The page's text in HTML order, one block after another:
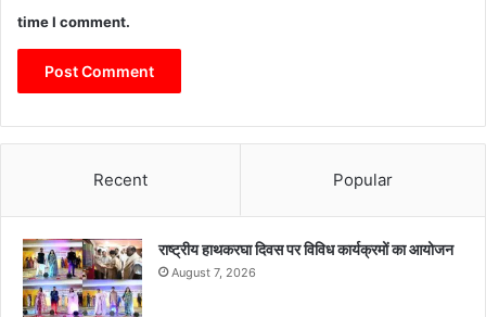
time I comment.
Recent Popular
राष्ट्रीय हाथकरघा दिवस पर विविध कार्यक्रमों का आयोजन
August 7, 2026